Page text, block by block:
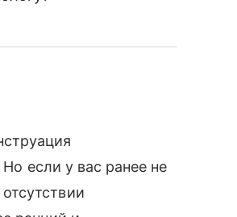
если у вас ранее не